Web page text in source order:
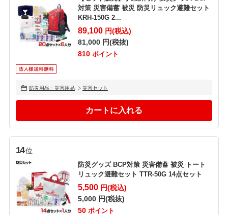
対策 災害備蓄 被災 防災リュック避難セット
KRH-150G 2...
89,100円(税込)
81,000円(税抜)
810 ポイント
防災用品・災害用品 災害セット
14位
防災グッズ BCP対策 災害備蓄 被災 トート
リュック避難セット TTR-50G 14点セット
5,500円(税込)
5,000円(税抜)
50 ポイント